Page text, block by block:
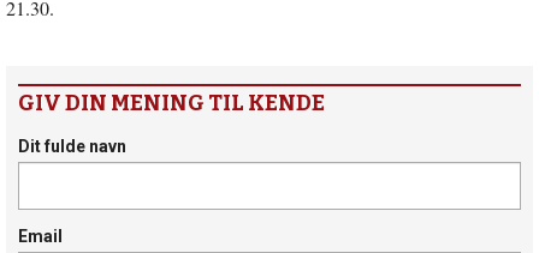
21.30.
GIV DIN MENING TIL KENDE
Dit fulde navn
Email